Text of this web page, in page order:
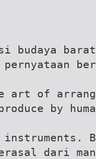
budaya
pernyataan
art of
by
dari